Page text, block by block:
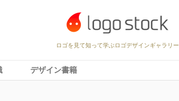
ロゴを見て知って学ぶロゴデザインギャラリー
デザイン書籍